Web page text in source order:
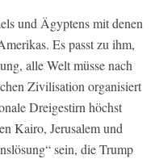
und Ägyptens mit denen
Es passt zu ihm,
alle Welt müsse nach
Zivilisation organisiert
Dreigestirn höchst
Kairo, Jerusalem und
sein, die Trump